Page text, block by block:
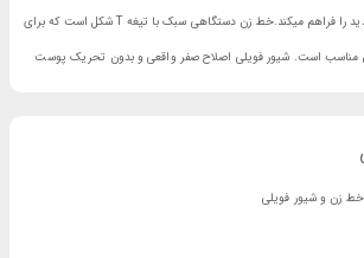
طول،امکان فید و مدل های جدید را فراهم میکند.خط زن دستگاهی سبک با تیغه T شکل است که برای
مناسب است. شیور فویلی اصلاح صفر واقعی و بدون تحریک پوست
زن و شیور فویلی